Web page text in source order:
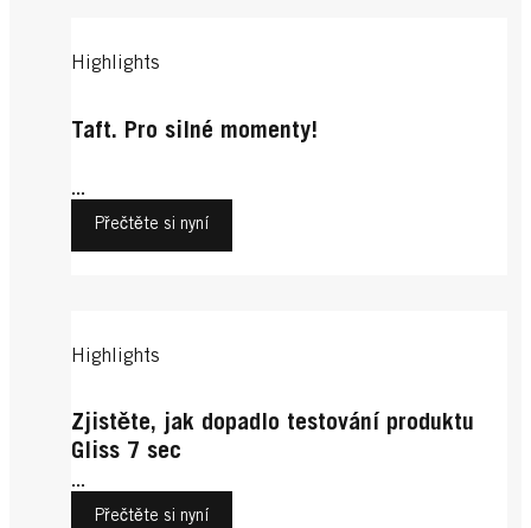
Highlights
Taft. Pro silné momenty!
...
Přečtěte si nyní
Highlights
Zjistěte, jak dopadlo testování produktu
Gliss 7 sec
...
Přečtěte si nyní